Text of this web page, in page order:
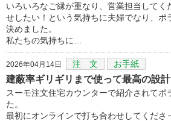
いろいろなご縁が重なり、営業担当してく
せしたい！という気持ちに夫婦でなり、ポ
決めました。
私たちの気持ちに…
2026年04月14日 注 文 お手紙
建蔽率ギリギリまで使って最高の設
スーモ注文住宅カウンターで紹介されてポ
た。
最初にオンラインで打ち合わせしてくださ